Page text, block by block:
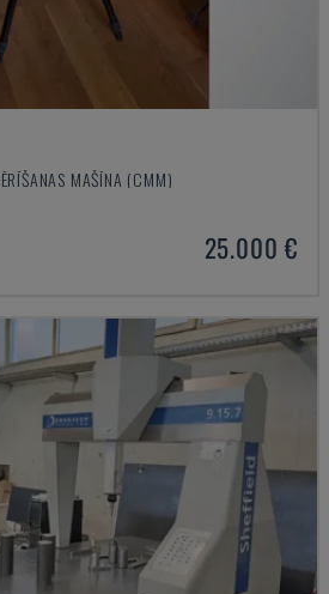
MAŠĪNA (CMM)
25.000 €